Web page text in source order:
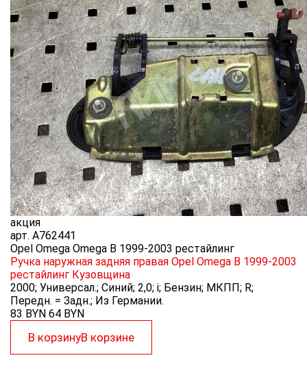
акция
арт. A762441
Opel Omega Omega B 1999-2003 рестайлинг
Ручка наружная задняя правая Opel Omega B 1999-2003
рестайлинг Кузовщина
2000; Универсал.; Синий; 2,0; i; Бензин; МКПП; R;
Передн. = Задн.; Из Германии.
83 BYN 64 BYN
В корзинуВ корзине